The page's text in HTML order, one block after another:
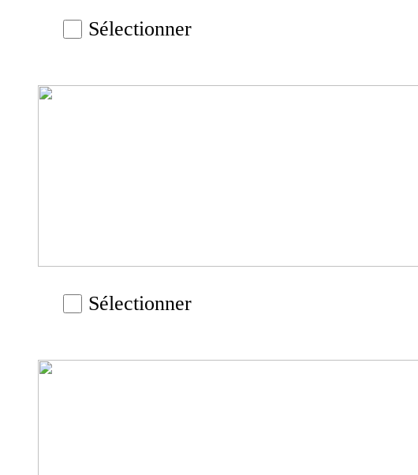
Sélectionner
Sélectionner